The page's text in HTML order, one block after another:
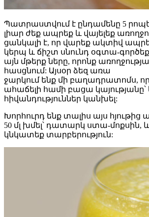
Պատրաստվում է ընդամենը 5
լիար ժեք ապրեք և վայելեք
ցանկալի է, որ վարեք ակտիվ
կերպ և ճիշտ սնունդ օգտա-
այն մթերք ները, որոնք
հասցնում: Այսօր ձեզ առա
ջարկում ենք մի բաղադրատոմս,
ահաճելի համի բացա
հիվանդություններ կանխել:
Խորհուրդ ենք տալիս այս
50 մլ խմել՝ դատարկ ստա-մոքսին,
կնկատեք տարբերություն: